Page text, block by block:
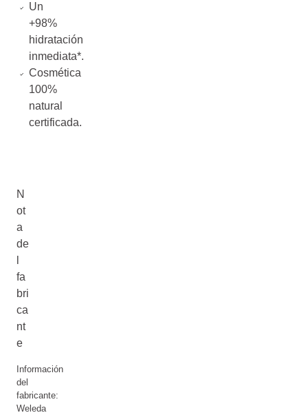
Un
+98%
hidratación
inmediata*.
Cosmética
100%
natural
certificada.
N
ot
a
de
fa
bri
ca
nt
e
Información
del
fabricante:
Weleda